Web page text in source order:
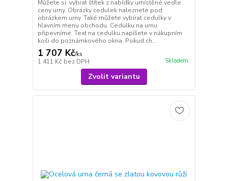
Můžete si vybrat štítek z nabídky umístěné vedle
ceny urny. Obrázky cedulek naleznete pod
obrázkem urny. Také můžete vybírat cedulky v
hlavním menu obchodu. Cedulku na urnu
připevníme. Text na cedulku napíšete v nákupním
koši do poznámkového okna. Pokud ch...
1 707 Kč/ks
1 411 Kč bez DPH Skladem
Zvolit variantu